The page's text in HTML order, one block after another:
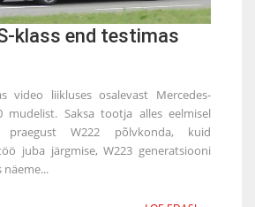
klass end testimas
video liikluses osalevast Mercedes-
mudelist. Saksa tootja alles eelmisel
praegust W222 põlvkonda, kuid
juba järgmise, W223 generatsiooni
näeme...